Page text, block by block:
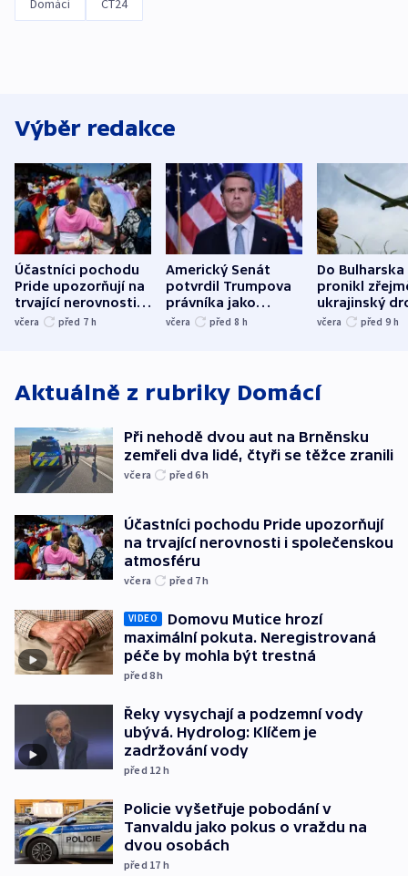
Domácí ČT24
Výběr redakce
Účastníci pochodu
Pride upozorňují na
trvající nerovnosti i
společenskou
včera před 7 h
Americký Senát
potvrdil Trumpova
právníka jako
ministra
včera před 8 h
Do Bulharska
pronikl
ukrajinský
explodoval
včera před 9 h
Aktuálně z rubriky Domácí
Při nehodě dvou aut na Brněnsku
zemřeli dva lidé, čtyři se těžce zranili
včera před 6h
Účastníci pochodu Pride upozorňují
na trvající nerovnosti i společenskou
atmosféru
včera před 7h
VIDEO
Domovu Mutice hrozí
maximální pokuta. Neregistrovaná
péče by mohla být trestná
před 8h
Řeky vysychají a podzemní vody
ubývá. Hydrolog: Klíčem je
zadržování vody
před 12 h
Policie vyšetřuje pobodání v
Tanvaldu jako pokus o vraždu na
dvou osobách
před 17 h